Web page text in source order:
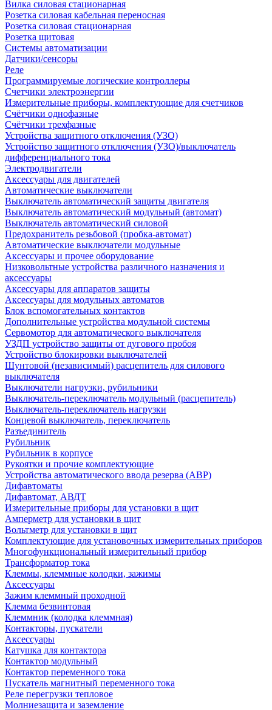
Вилка силовая стационарная
Розетка силовая кабельная переносная
Розетка силовая стационарная
Розетка щитовая
Системы автоматизации
Датчики/сенсоры
Реле
Программируемые логические контроллеры
Счетчики электроэнергии
Измерительные приборы, комплектующие для счетчиков
Счётчики однофазные
Счётчики трехфазные
Устройства защитного отключения (УЗО)
Устройство защитного отключения (УЗО)/выключатель
дифференциального тока
Электродвигатели
Аксессуары для двигателей
Автоматические выключатели
Выключатель автоматический защиты двигателя
Выключатель автоматический модульный (автомат)
Выключатель автоматический силовой
Предохранитель резьбовой (пробка-автомат)
Автоматические выключатели модульные
Аксессуары и прочее оборудование
Низковольтные устройства различного назначения и
аксессуары
Аксессуары для аппаратов защиты
Аксессуары для модульных автоматов
Блок вспомогательных контактов
Дополнительные устройства модульной системы
Сервомотор для автоматического выключателя
УЗДП устройство защиты от дугового пробоя
Устройство блокировки выключателей
Шунтовой (независимый) расцепитель для силового
выключателя
Выключатели нагрузки, рубильники
Выключатель-переключатель модульный (расцепитель)
Выключатель-переключатель нагрузки
Концевой выключатель, переключатель
Разъединитель
Рубильник
Рубильник в корпусе
Рукоятки и прочие комплектующие
Устройства автоматического ввода резерва (АВР)
Дифавтоматы
Дифавтомат, АВДТ
Измерительные приборы для установки в щит
Амперметр для установки в щит
Вольтметр для установки в щит
Комплектующие для установочных измерительных приборов
Многофункциональный измерительный прибор
Трансформатор тока
Клеммы, клеммные колодки, зажимы
Аксессуары
Зажим клеммный проходной
Клемма безвинтовая
Клеммник (колодка клеммная)
Контакторы, пускатели
Аксессуары
Катушка для контактора
Контактор модульный
Контактор переменного тока
Пускатель магнитный переменного тока
Реле перегрузки тепловое
Молниезащита и заземление